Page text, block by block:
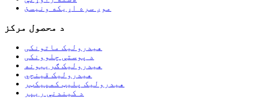
موږ سره اړیکه ونیسئ
د محصول مرکز
هیدرولیک ماتونکی
د پوستې چلوونکی
هیدرولیک ګریبونه
هیدرولیک قینچي
هیدرولیک پلیټ کمپیکټر
د کیندنې ریپر